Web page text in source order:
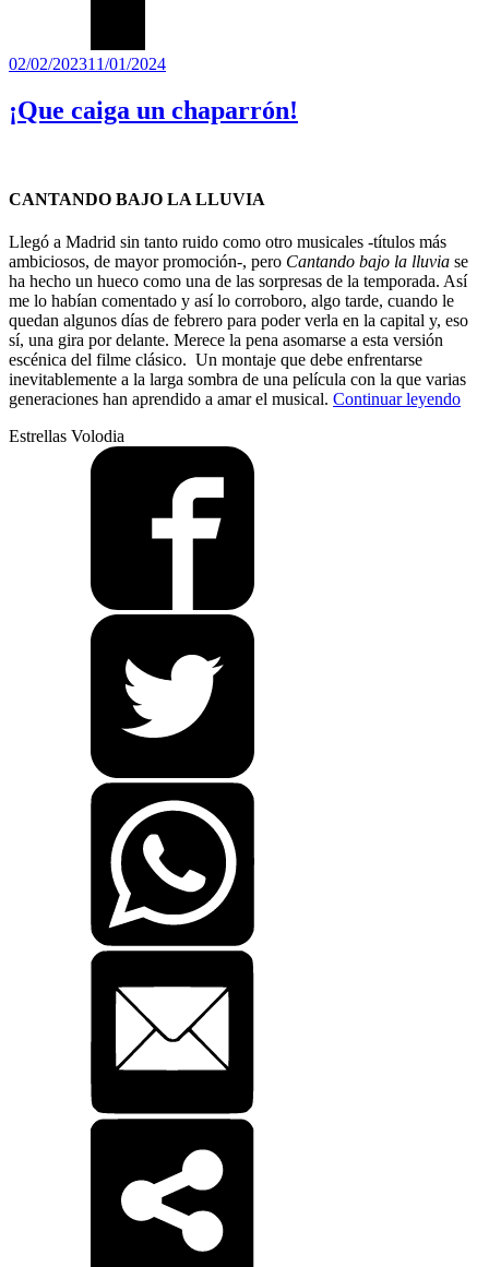
Publicado
02/02/202311/01/2024
¡Que caiga un chaparrón!
CANTANDO BAJO LA LLUVIA
Llegó a Madrid sin tanto ruido como otro musicales -títulos más
ambiciosos, de mayor promoción-, pero Cantando bajo la lluvia se
ha hecho un hueco como una de las sorpresas de la temporada. Así
me lo habían comentado y así lo corroboro, algo tarde, cuando le
quedan algunos días de febrero para poder verla en la capital y, eso
sí, una gira por delante. Merece la pena asomarse a esta versión
escénica del filme clásico. Un montaje que debe enfrentarse
inevitablemente a la larga sombra de una película con la que varias
generaciones han aprendido a amar el musical. Continuar leyendo
Estrellas Volodia